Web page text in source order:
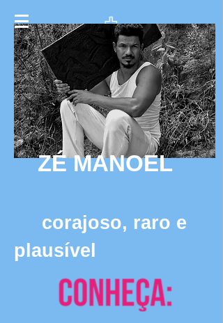
ZÉMANOEL
corajoso, raro e
plausível